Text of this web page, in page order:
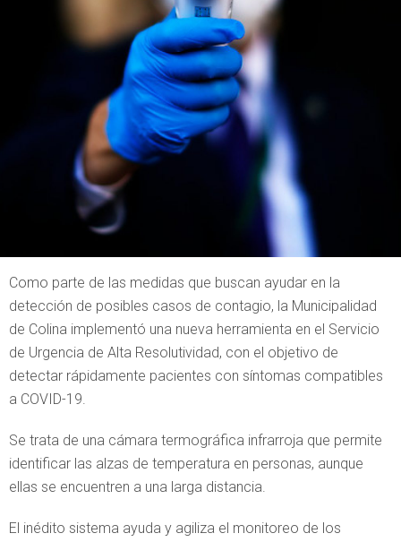
Como parte de las medidas que buscan ayudar en la
detección de posibles casos de contagio, la Municipalidad
de Colina implementó una nueva herramienta en el Servicio
de Urgencia de Alta Resolutividad, con el objetivo de
detectar rápidamente pacientes con síntomas compatibles
a COVID-19.
Se trata de una cámara termográfica infrarroja que permite
identificar las alzas de temperatura en personas, aunque
ellas se encuentren a una larga distancia.
El inédito sistema ayuda y agiliza el monitoreo de los